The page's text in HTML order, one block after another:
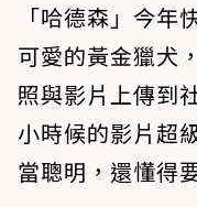
「哈德森」今
可愛的黃金獵犬
照與影片上傳到
小時候的影片超
當聰明，還懂得